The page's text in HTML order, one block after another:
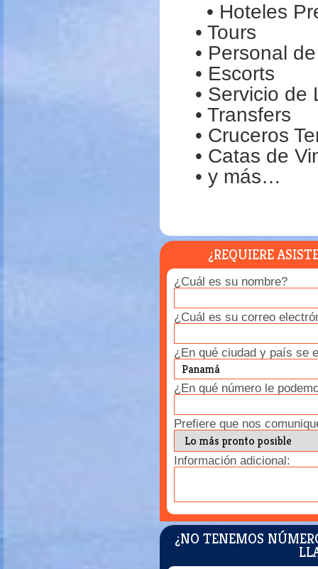
• Hoteles
• Tours
• Personal
• Escorts
• Servicio de
• Transfers
• Cruceros
• Catas de
• y más…
¿REQUIERE
¿Cuál es su nombre?
¿Cuál es su correo
¿En qué ciudad y país se
¿En qué número le
Prefiere que nos
Información adicional:
¿NO TENEMOS